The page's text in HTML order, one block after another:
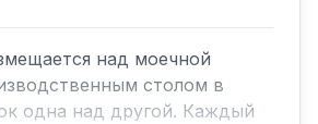
над моечной
столом в
одна над другой. Каждый